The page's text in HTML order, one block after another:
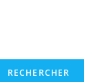
RECHERCHER